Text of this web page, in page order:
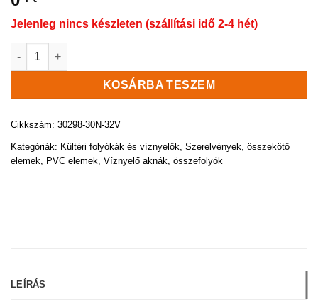
Jelenleg nincs készleten (szállítási idő 2-4 hét)
Kompozit aknafedél Ø750 mm, fekete, zöld mennyiség
KOSÁRBA TESZEM
Cikkszám: 30298-30N-32V
Kategóriák: Kültéri folyókák és víznyelők Szerelvények, összekötő
elemek, PVC elemek Víznyelő aknák, összefolyók
LEÍRÁS